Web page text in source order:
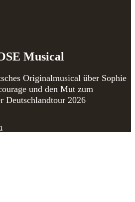
Musical
Originalmusical über Sophie
und den Mut zum
Deutschlandtour 2026